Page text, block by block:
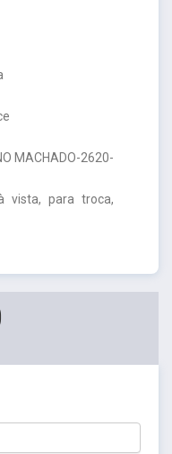
MACHADO-2620-
vista, para troca,